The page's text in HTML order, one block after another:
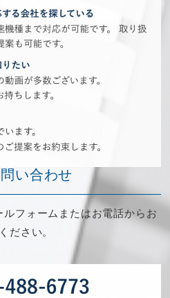
い合わせ
フォームまたはお電話からお
ださい。